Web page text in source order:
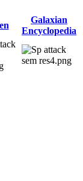
Galaxian
Encyclopedia